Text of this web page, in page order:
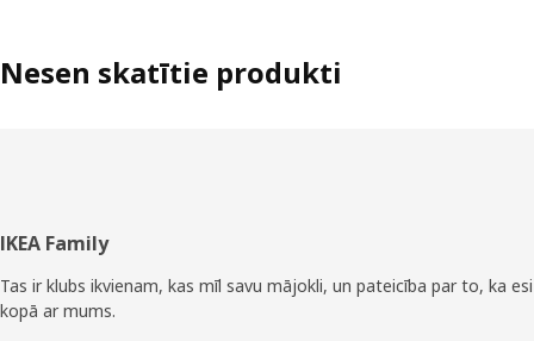
Nesen skatītie produkti
Kājene
IKEA Family
Tas ir klubs ikvienam, kas mīl savu mājokli, un pateicība par to, ka esi
kopā ar mums.